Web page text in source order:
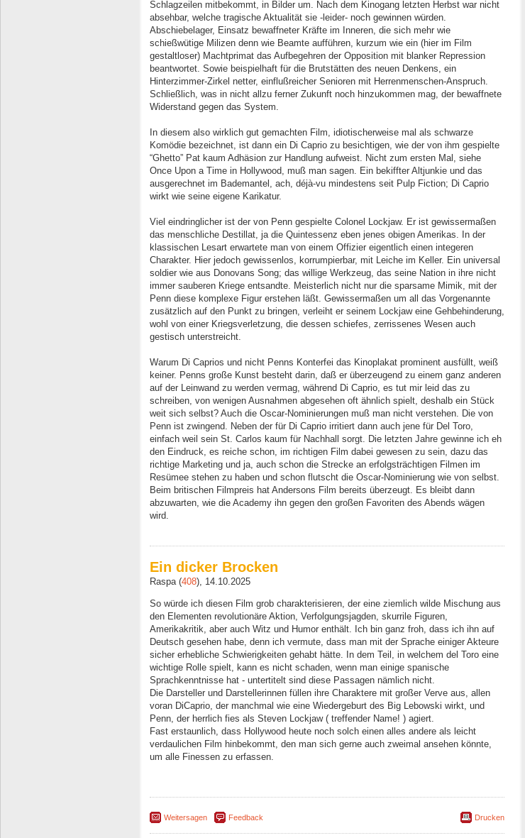
Schlagzeilen mitbekommt, in Bilder um. Nach dem Kinogang letzten Herbst war nicht
absehbar, welche tragische Aktualität sie -leider- noch gewinnen würden.
Abschiebelager, Einsatz bewaffneter Kräfte im Inneren, die sich mehr wie
schießwütige Milizen denn wie Beamte aufführen, kurzum wie ein (hier im Film
gestaltloser) Machtprimat das Aufbegehren der Opposition mit blanker Repression
beantwortet. Sowie beispielhaft für die Brutstätten des neuen Denkens, ein
Hinterzimmer-Zirkel netter, einflußreicher Senioren mit Herrenmenschen-Anspruch.
Schließlich, was in nicht allzu ferner Zukunft noch hinzukommen mag, der bewaffnete
Widerstand gegen das System.
In diesem also wirklich gut gemachten Film, idiotischerweise mal als schwarze
Komödie bezeichnet, ist dann ein Di Caprio zu besichtigen, wie der von ihm gespielte
“Ghetto” Pat kaum Adhäsion zur Handlung aufweist. Nicht zum ersten Mal, siehe
Once Upon a Time in Hollywood, muß man sagen. Ein bekiffter Altjunkie und das
ausgerechnet im Bademantel, ach, déjà-vu mindestens seit Pulp Fiction; Di Caprio
wirkt wie seine eigene Karikatur.
Viel eindringlicher ist der von Penn gespielte Colonel Lockjaw. Er ist gewissermaßen
das menschliche Destillat, ja die Quintessenz eben jenes obigen Amerikas. In der
klassischen Lesart erwartete man von einem Offizier eigentlich einen integeren
Charakter. Hier jedoch gewissenlos, korrumpierbar, mit Leiche im Keller. Ein universal
soldier wie aus Donovans Song; das willige Werkzeug, das seine Nation in ihre nicht
immer sauberen Kriege entsandte. Meisterlich nicht nur die sparsame Mimik, mit der
Penn diese komplexe Figur erstehen läßt. Gewissermaßen um all das Vorgenannte
zusätzlich auf den Punkt zu bringen, verleiht er seinem Lockjaw eine Gehbehinderung,
wohl von einer Kriegsverletzung, die dessen schiefes, zerrissenes Wesen auch
gestisch unterstreicht.
Warum Di Caprios und nicht Penns Konterfei das Kinoplakat prominent ausfüllt, weiß
keiner. Penns große Kunst besteht darin, daß er überzeugend zu einem ganz anderen
auf der Leinwand zu werden vermag, während Di Caprio, es tut mir leid das zu
schreiben, von wenigen Ausnahmen abgesehen oft ähnlich spielt, deshalb ein Stück
weit sich selbst? Auch die Oscar-Nominierungen muß man nicht verstehen. Die von
Penn ist zwingend. Neben der für Di Caprio irritiert dann auch jene für Del Toro,
einfach weil sein St. Carlos kaum für Nachhall sorgt. Die letzten Jahre gewinne ich eh
den Eindruck, es reiche schon, im richtigen Film dabei gewesen zu sein, dazu das
richtige Marketing und ja, auch schon die Strecke an erfolgsträchtigen Filmen im
Resümee stehen zu haben und schon flutscht die Oscar-Nominierung wie von selbst.
Beim britischen Filmpreis hat Andersons Film bereits überzeugt. Es bleibt dann
abzuwarten, wie die Academy ihn gegen den großen Favoriten des Abends wägen
wird.
Ein dicker Brocken
Raspa (408), 14.10.2025
So würde ich diesen Film grob charakterisieren, der eine ziemlich wilde Mischung aus
den Elementen revolutionäre Aktion, Verfolgungsjagden, skurrile Figuren,
Amerikakritik, aber auch Witz und Humor enthält. Ich bin ganz froh, dass ich ihn auf
Deutsch gesehen habe, denn ich vermute, dass man mit der Sprache einiger Akteure
sicher erhebliche Schwierigkeiten gehabt hätte. In dem Teil, in welchem del Toro eine
wichtige Rolle spielt, kann es nicht schaden, wenn man einige spanische
Sprachkenntnisse hat - untertitelt sind diese Passagen nämlich nicht.
Die Darsteller und Darstellerinnen füllen ihre Charaktere mit großer Verve aus, allen
voran DiCaprio, der manchmal wie eine Wiedergeburt des Big Lebowski wirkt, und
Penn, der herrlich fies als Steven Lockjaw ( treffender Name! ) agiert.
Fast erstaunlich, dass Hollywood heute noch solch einen alles andere als leicht
verdaulichen Film hinbekommt, den man sich gerne auch zweimal ansehen könnte,
um alle Finessen zu erfassen.
Weitersagen Feedback Drucken